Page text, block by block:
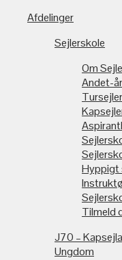
Afdelinger
Sejlerskole
Om
Andet-
Hyppigt
Tilmeld
J70 –
Ungdom